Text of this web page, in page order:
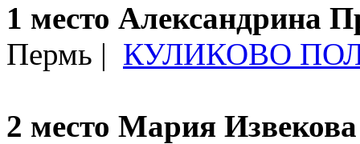
1 место Александрина
Пермь | КУЛИКОВО
2 место Мария